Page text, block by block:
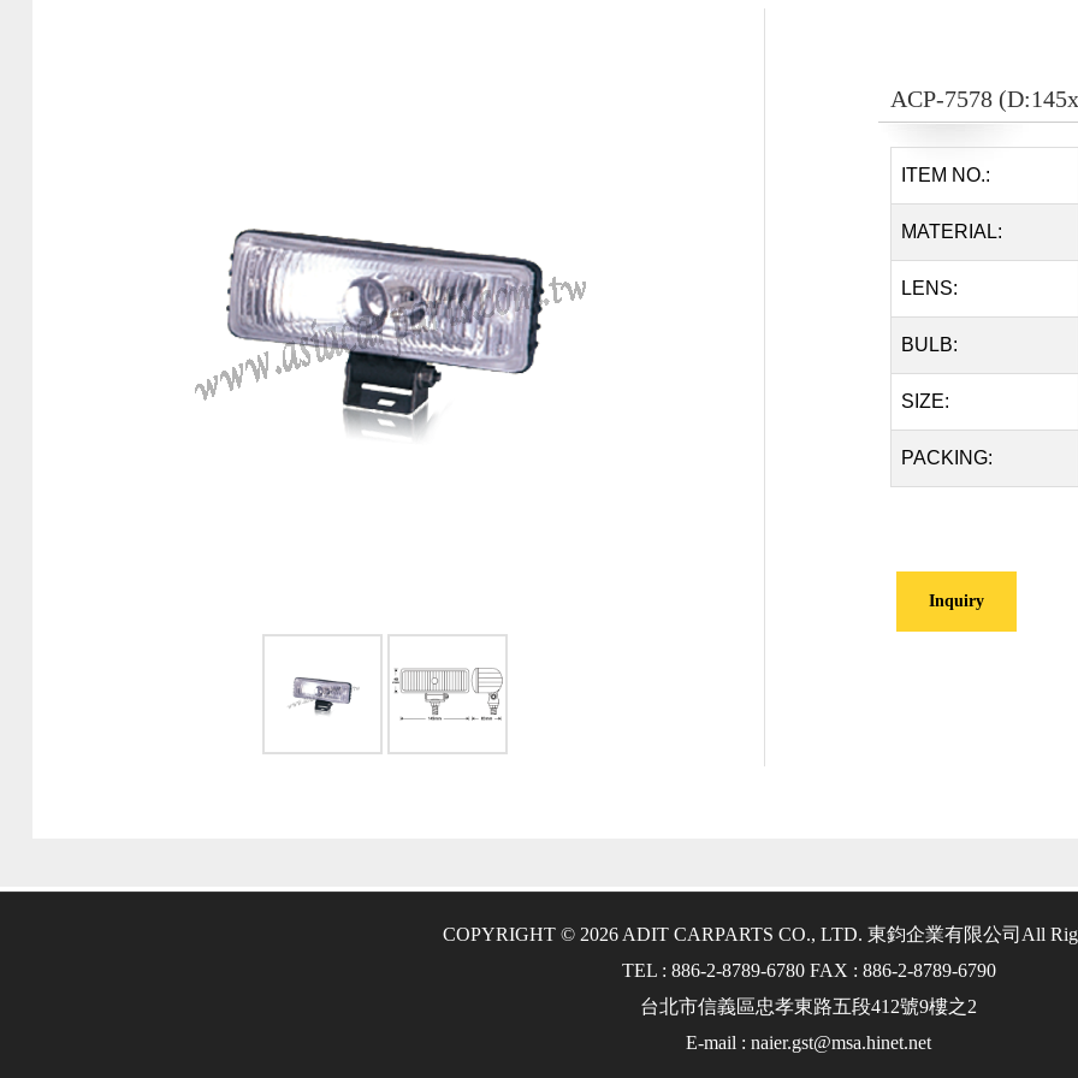
ACP-7578
ITEM NO.:
MATERIAL:
LENS:
BULB:
SIZE:
PACKING:
Inquiry
COPYRIGHT © 2026 ADIT CARPARTS CO., LTD. 東鈞企業有限公司 All
TEL : 886-2-8789-6780 FAX : 886-2-8789-6790
台北市信義區忠孝東路五段412號9樓之2
E-mail : naier.gst@msa.hinet.net